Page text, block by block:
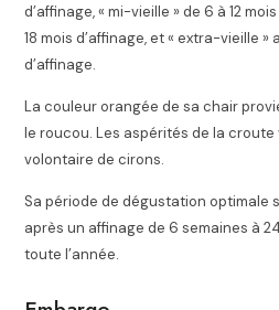
d’affinage,« mi-vieille »de 6 à 12
18 mois d’affinage, et« extra-vieille »
d’affinage.
La couleur orangée de sa chair
le roucou. Les aspérités de la
volontaire de cirons.
Sa période de dégustation optimale
après un affinage de 6 semaines à
toute l’année.